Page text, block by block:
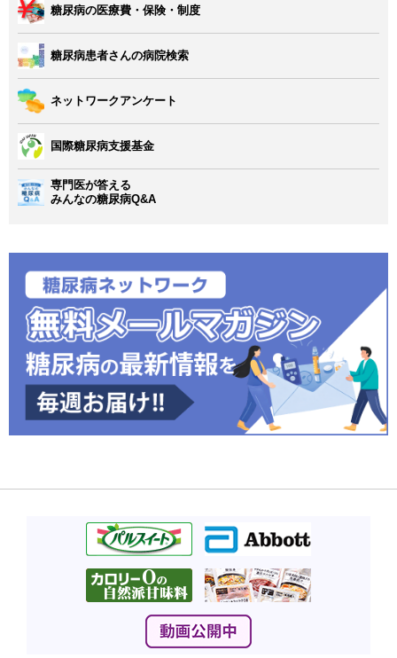
糖尿病の医療費・保険・制度
糖尿病患者さんの病院検索
ネットワークアンケート
国際糖尿病支援基金
専門医が答える
みんなの糖尿病Q&A